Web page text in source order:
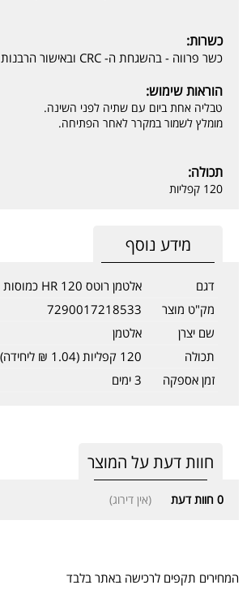
כשרות:
כשר פרווה - בהשגחת ה- CRC ובאישור הרבנות הראשית לישראל.
הוראות שימוש:
טבליה אחת ביום עם שתיה לפני השינה.
מומלץ לשמור במקרר לאחר הפתיחה.
תכולה:
120 קפליות
מידע נוסף
דגם
אלטמן רוטס HR 120 כמוסות
מק"ט מוצר
7290017218533
שם יצרן
אלטמן
תכולה
120 קפליות (1.04 ₪ ליחידה)
זמן אספקה
3 ימים
חוות דעת על המוצר
0 חוות דעת (אין דירוג)
המחירים תקפים לרכישה באתר בלבד